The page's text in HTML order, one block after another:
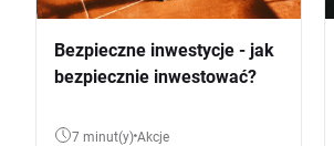
Bezpieczne inwestycje - jak
bezpiecznie inwestować?
7 minut(y) Akcje